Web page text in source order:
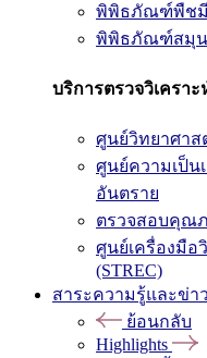
พิพิธภัณฑ์พืช
พิพิธภัณฑ์สมุน
บริการตรวจวิเครา
ศูนย์วิทยาศาส
ศูนย์ความเป็น
อันตราย
ตรวจสอบคุณ
ศูนย์เครื่องมือ
(STREC)
สาระความรู้และข่า
ย้อนกลับ
Highlights